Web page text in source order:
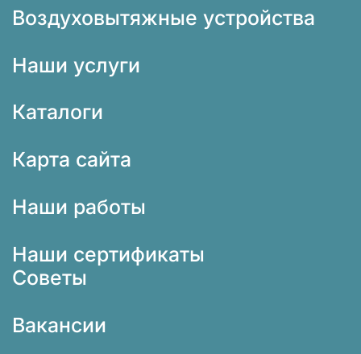
Воздуховытяжные устройства
Наши услуги
Каталоги
Карта сайта
Наши работы
Наши сертификаты
Советы
Вакансии